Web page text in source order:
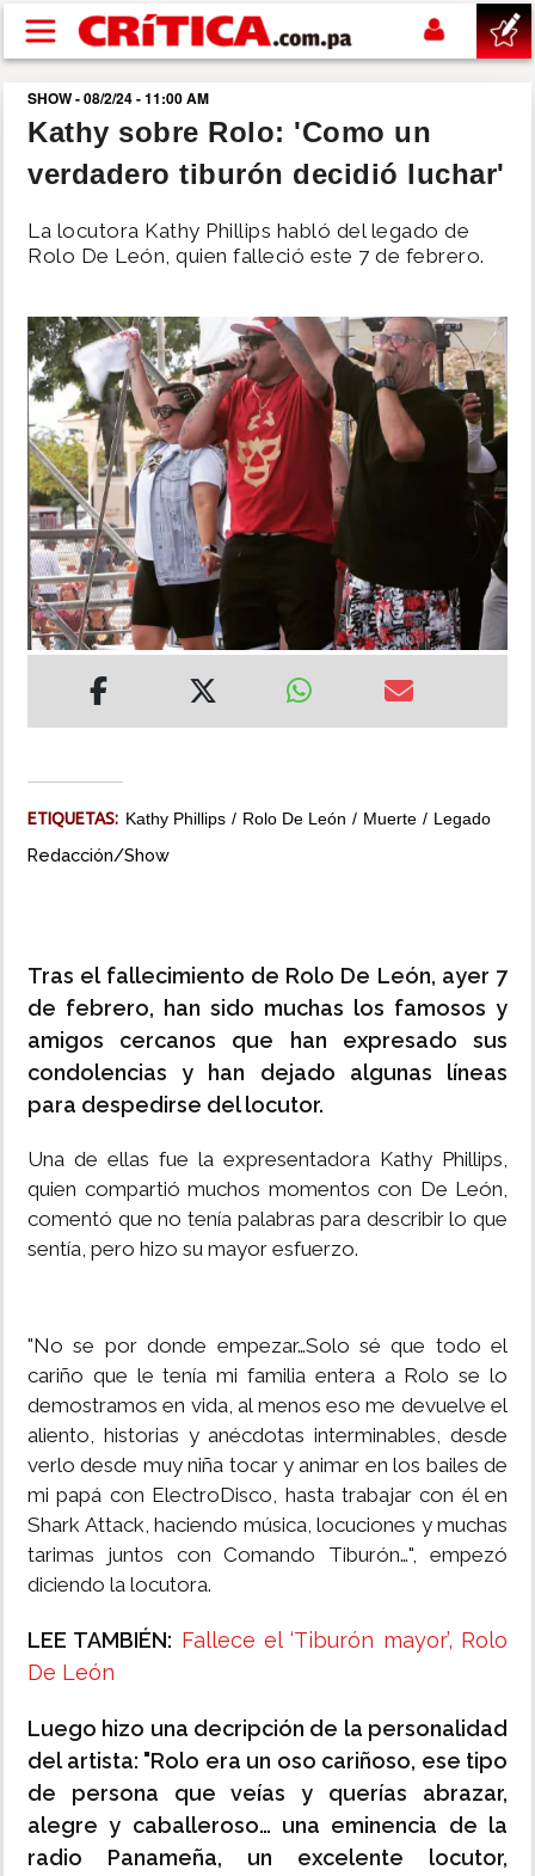
Pasar al contenido principal
buscar
SUCESOS
NACIONAL
SHOW
DEPORTES
MUNDO
INSÓLITAS
MULTIMEDIA
SHOW - 08/2/24 - 11:00 AM
Kathy sobre Rolo: 'Como un
verdadero tiburón decidió luchar'
La locutora Kathy Phillips habló del legado de
Rolo De León, quien falleció este 7 de febrero.
ETIQUETAS: Kathy Phillips Rolo De León Muerte Legado
Redacción/Show
Tras el fallecimiento de Rolo De León, ayer 7
de febrero, han sido muchas los famosos y
amigos cercanos que han expresado sus
condolencias y han dejado algunas líneas
para despedirse del locutor.
Una de ellas fue la expresentadora Kathy Phillips,
quien compartió muchos momentos con De León,
comentó que no tenía palabras para describir lo que
sentía, pero hizo su mayor esfuerzo.
"No se por donde empezar…Solo sé que todo el
cariño que le tenía mi familia entera a Rolo se lo
demostramos en vida, al menos eso me devuelve el
aliento, historias y anécdotas interminables, desde
verlo desde muy niña tocar y animar en los bailes de
mi papá con ElectroDisco, hasta trabajar con él en
Shark Attack, haciendo música, locuciones y muchas
tarimas juntos con Comando Tiburón…", empezó
diciendo la locutora.
LEE TAMBIÉN: Fallece el ‘Tiburón mayor’, Rolo
De León
Luego hizo una decripción de la personalidad
del artista: "Rolo era un oso cariñoso, ese tipo
de persona que veías y querías abrazar,
alegre y caballeroso… una eminencia de la
radio Panameña, un excelente locutor,